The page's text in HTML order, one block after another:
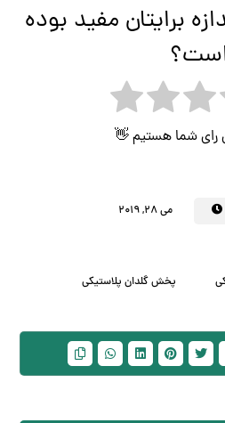
برایتان مفید بوده
رای شما هستیم 👋
می 28, 2019
پخش گلدان پلاستیکی